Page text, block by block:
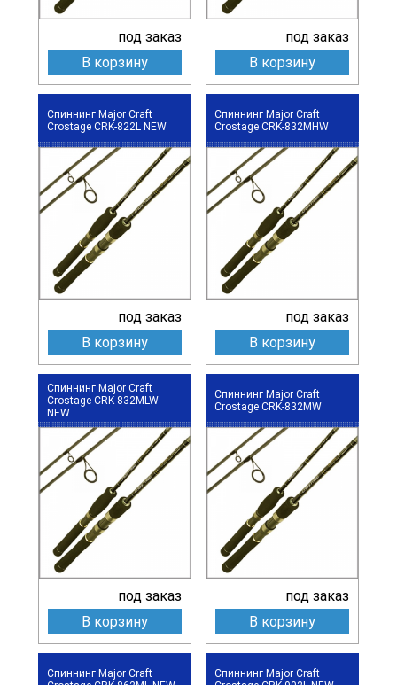
под заказ
В корзину
под заказ
В корзину
Спиннинг Major Craft
Crostage CRK-822L NEW
под заказ
В корзину
Спиннинг Major Craft
Crostage CRK-832MHW
под заказ
В корзину
Спиннинг Major Craft
Crostage CRK-832MLW
NEW
под заказ
В корзину
Спиннинг Major Craft
Crostage CRK-832MW
под заказ
В корзину
Спиннинг Major Craft
Спиннинг Major Craft